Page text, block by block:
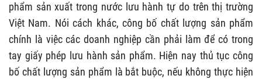
phẩm sản xuất trong nước lưu hành tự do trên thị trường
Việt Nam. Nói cách khác, công bố chất lượng sản phẩm
chính là việc các doanh nghiệp cần phải làm để có trong
tay giấy phép lưu hành sản phẩm. Hiện nay thủ tục công
bố chất lượng sản phẩm là bắt buộc, nếu không thực hiện